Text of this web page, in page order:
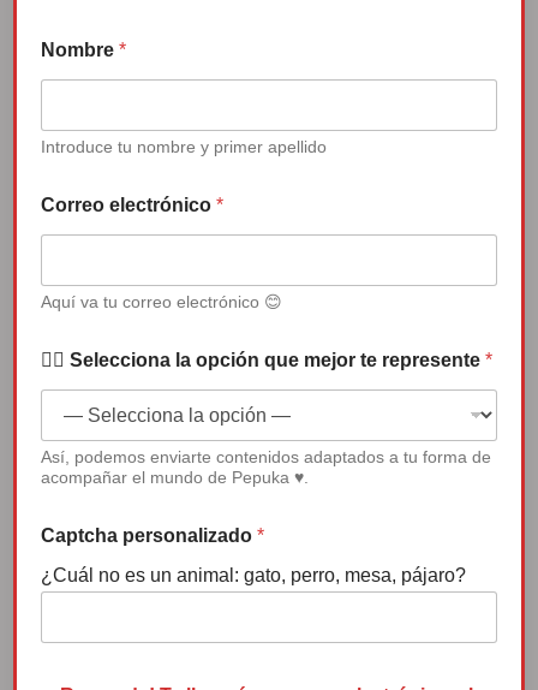
de
referencia para
de género desde la
infancia.
Hablar sobre Pepuka y su cuento ”
Pepuka y el Monstruo que se llevó su
sonrisa” y sobre todo lo…
Nombre*
Introduce tu nombre y primer apellido
Correo electrónico*
Aquí va tu correo electrónico 😊
✍🏻 Selecciona la opción que mejor te represente*
Así, podemos enviarte contenidos adaptados a tu forma de
acompañar el mundo de Pepuka ♥.
Captcha personalizado*
¿Cuál no es un animal: gato, perro, mesa, pájaro?